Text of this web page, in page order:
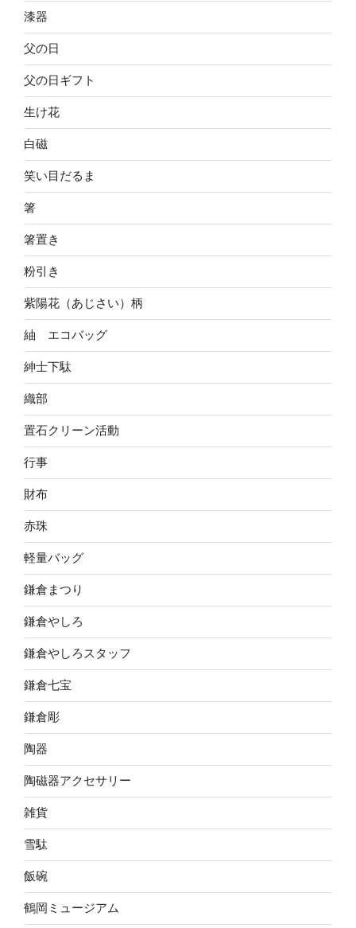
漆器
父の日
父の日ギフト
生け花
白磁
笑い目だるま
箸
箸置き
粉引き
紫陽花（あじさい）柄
紬 エコバッグ
紳士下駄
織部
置石クリーン活動
行事
財布
赤珠
軽量バッグ
鎌倉まつり
鎌倉やしろ
鎌倉やしろスタッフ
鎌倉七宝
鎌倉彫
陶器
陶磁器アクセサリー
雑貨
雪駄
飯碗
鶴岡ミュージアム